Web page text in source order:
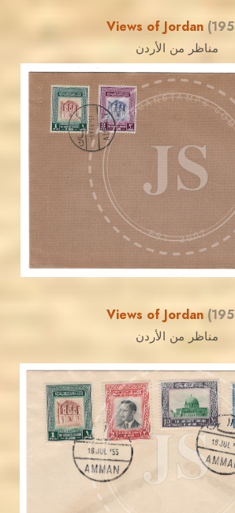
Views of Jordan
مناظر من الأردن
JS
EST. 2007
Views of Jordan
مناظر من الأردن
JS